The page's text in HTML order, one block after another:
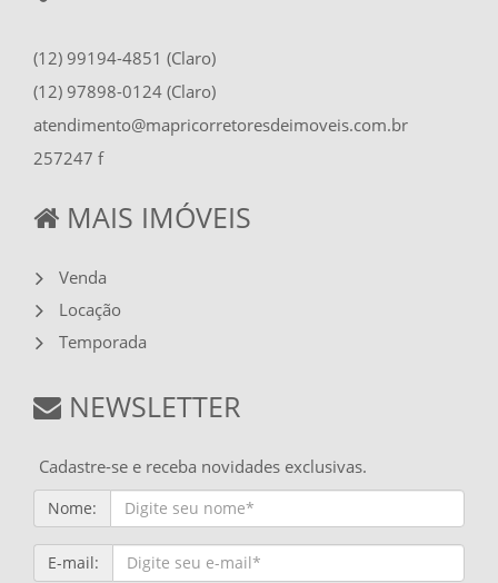
(12) 99194-4851 (Claro)
(12) 97898-0124 (Claro)
atendimento@mapricorretoresdeimoveis.com.br
257247 f
MAIS IMÓVEIS
Venda
Locação
Temporada
NEWSLETTER
Cadastre-se e receba novidades exclusivas.
Nome:
E-mail: